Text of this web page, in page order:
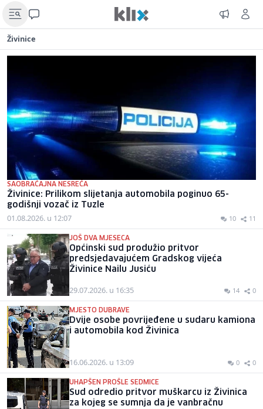
Živinice
SAOBRAĆAJNA NESREĆA
Živinice: Prilikom slijetanja automobila poginuo 65-
godišnji vozač iz Tuzle
01.08.2026. u 12:07 10 11
JOŠ DVA MJESECA
Općinski sud produžio pritvor
predsjedavajućem Gradskog vijeća
Živinice Nailu Jusiću
29.07.2026. u 16:35 14 0
MJESTO DUBRAVE
Dvije osobe povrijeđene u sudaru kamiona
i automobila kod Živinica
16.06.2026. u 13:09 0 0
UHAPŠEN PROŠLE SEDMICE
Sud odredio pritvor muškarcu iz Živinica
za kojeg se sumnja da je vanbračnu